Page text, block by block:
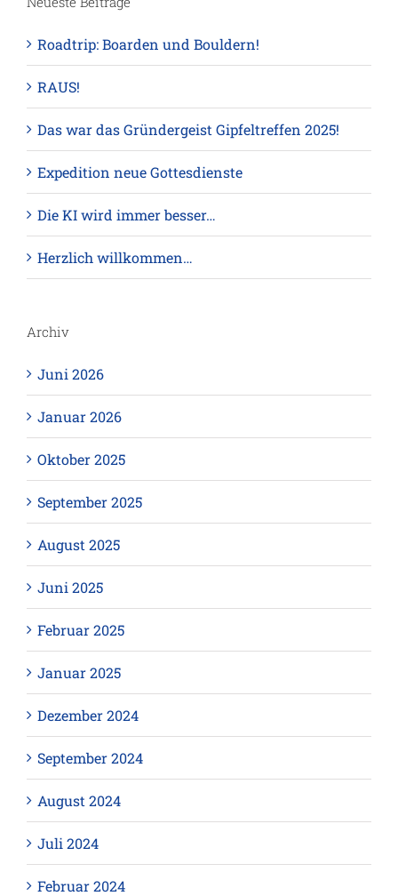
Roadtrip: Boarden und Bouldern!
RAUS!
Das war das Gründergeist Gipfeltreffen 2025!
Expedition neue Gottesdienste
Die KI wird immer besser…
Herzlich willkommen…
Archiv
Juni 2026
Januar 2026
Oktober 2025
September 2025
August 2025
Juni 2025
Februar 2025
Januar 2025
Dezember 2024
September 2024
August 2024
Juli 2024
Februar 2024